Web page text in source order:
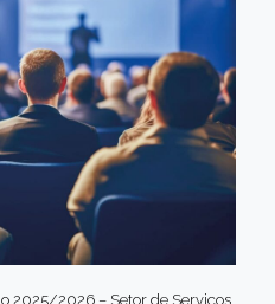
2025/2026 – Setor de Serviços